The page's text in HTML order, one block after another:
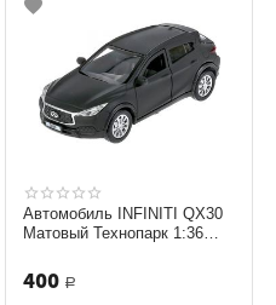
Автомобиль INFINITI QX30
Матовый Технопарк 1:36
400 Р